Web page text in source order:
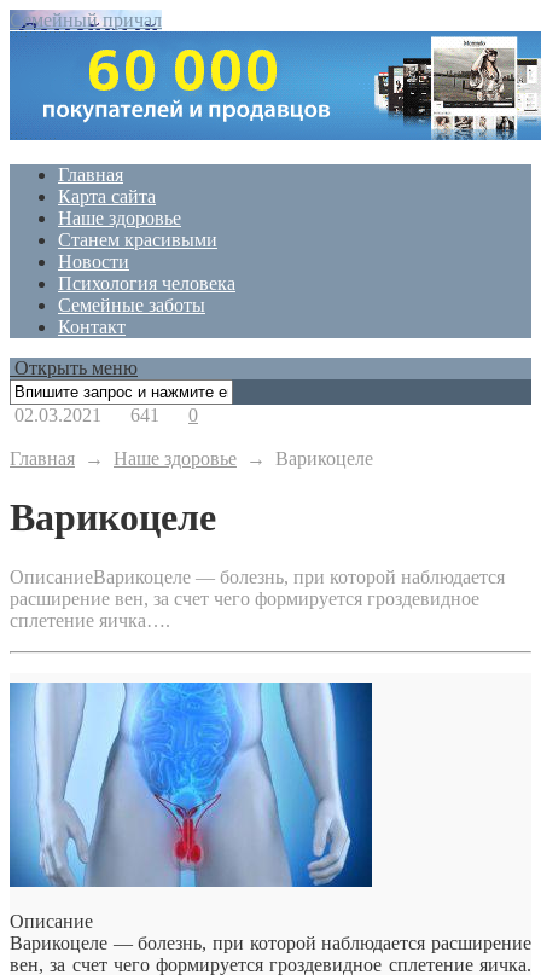
Семейный причал
Главная
Карта сайта
Наше здоровье
Станем красивыми
Новости
Психология человека
Семейные заботы
Контакт
Открыть меню
02.03.2021 641 0
Главная → Наше здоровье → Варикоцеле
Варикоцеле
ОписаниеВарикоцеле — болезнь, при которой наблюдается
расширение вен, за счет чего формируется гроздевидное
сплетение яичка….
Описание
Варикоцеле — болезнь, при которой наблюдается расширение
вен, за счет чего формируется гроздевидное сплетение яичка.